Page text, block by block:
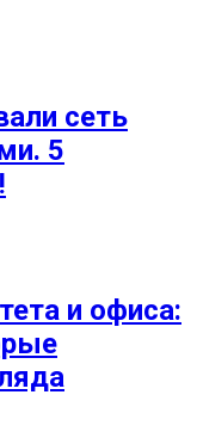
сеть
5
и офиса: